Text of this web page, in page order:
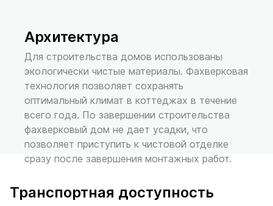
Архитектура
Для строительства домов использованы
экологически чистые материалы. Фахверковая
технология позволяет сохранять
оптимальный климат в коттеджах в течение
всего года. По завершении строительства
фахверковый дом не дает усадки, что
позволяет приступить к чистовой отделке
сразу после завершения монтажных работ.
Транспортная доступность